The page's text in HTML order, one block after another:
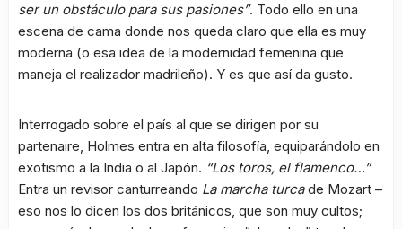
ser un obstáculo para sus pasiones”. Todo ello en una
escena de cama donde nos queda claro que ella es muy
moderna (o esa idea de la modernidad femenina que
maneja el realizador madrileño). Y es que así da gusto.
Interrogado sobre el país al que se dirigen por su
partenaire, Holmes entra en alta filosofía, equiparándolo en
exotismo a la India o al Japón. “Los toros, el flamenco…”
Entra un revisor canturreando La marcha turcade Mozart –
eso nos lo dicen los dos británicos, que son muy cultos;